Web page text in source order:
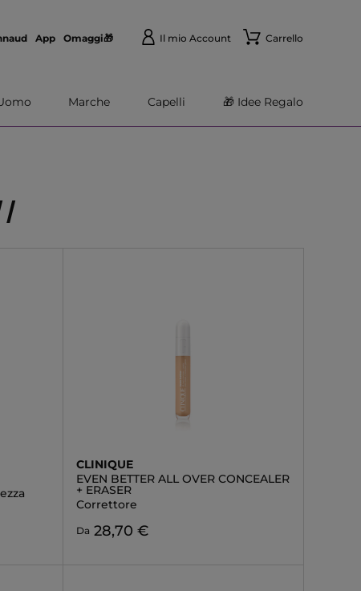
App Omaggi🎁 Il mio Account Carrello
Marche Capelli 🎁 Idee Regalo
CLINIQUE
EVEN BETTER ALL OVER CONCEALER
+ ERASER
Correttore
Da 28,70 €